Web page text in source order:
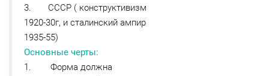
3. СССР ( конструктивизм
1920-30г, и сталинский ампир
1935-55)
Основные черты:
1. Форма должна